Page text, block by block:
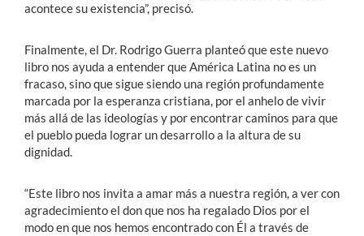
acontece su existencia”, precisó.
Finalmente, el Dr. Rodrigo Guerra planteó que este nuevo
libro nos ayuda a entender que América Latina no es un
fracaso, sino que sigue siendo una región profundamente
marcada por la esperanza cristiana, por el anhelo de vivir
más allá de las ideologías y por encontrar caminos para que
el pueblo pueda lograr un desarrollo a la altura de su
dignidad.
“Este libro nos invita a amar más a nuestra región, a ver con
agradecimiento el don que nos ha regalado Dios por el
modo en que nos hemos encontrado con Él a través de